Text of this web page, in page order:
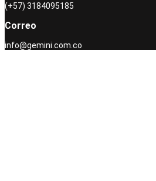
(+57) 3184095185
Correo
info@gemini.com.co